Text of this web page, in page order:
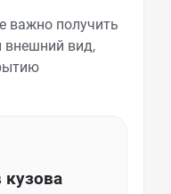
важно получить
внешний вид,
кузова